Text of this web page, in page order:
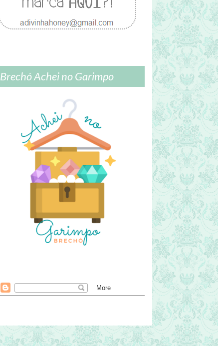
Brechó Achei no Garimpo